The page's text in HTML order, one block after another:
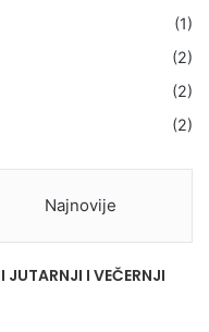
(1)
(2)
(2)
(2)
Najnovije
I VEČERNJI